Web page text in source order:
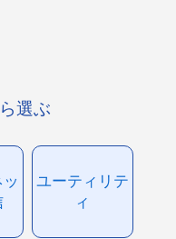
選ぶ
ユーティリテ
ィ